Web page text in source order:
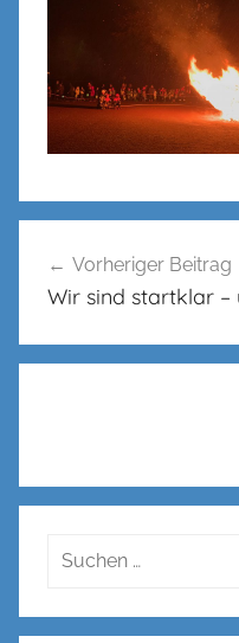
Vorheriger Beitrag
Wir sind startklar –
Suchen